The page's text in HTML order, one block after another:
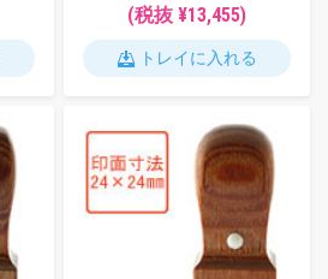
(税抜 ¥13,455)
トレイに入れる